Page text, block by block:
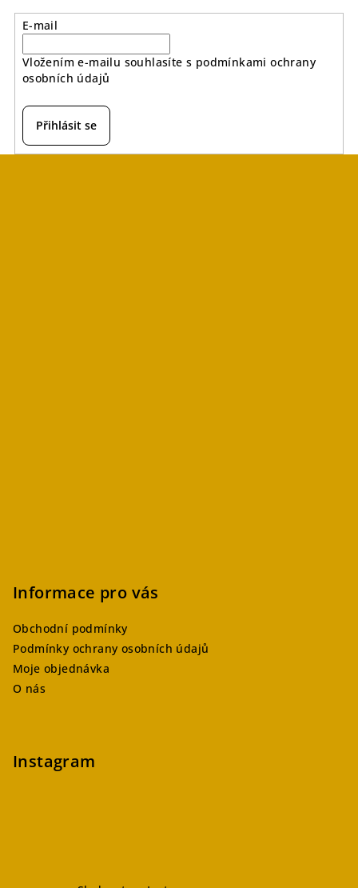
E-mail
Vložením e-mailu souhlasíte s podmínkami ochrany
osobních údajů
Přihlásit se
Informace pro vás
Obchodní podmínky
Podmínky ochrany osobních údajů
Moje objednávka
O nás
Instagram